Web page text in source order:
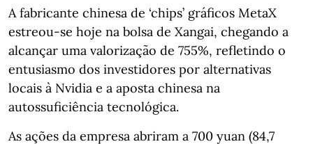
A fabricante chinesa de ‘chips’ gráficos MetaX
estreou-se hoje na bolsa de Xangai, chegando a
alcançar uma valorização de 755%, refletindo o
entusiasmo dos investidores por alternativas
locais à Nvidia e a aposta chinesa na
autossuficiência tecnológica.
As ações da empresa abriram a 700 yuan (84,7